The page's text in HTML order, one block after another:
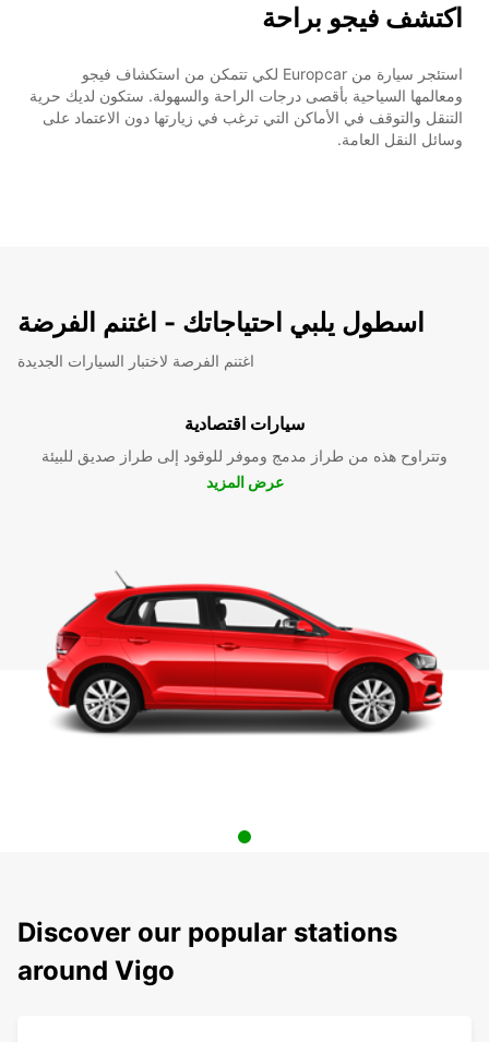
اكتشف فيجو براحة
استئجر سيارة من Europcar لكي تتمكن من استكشاف فيجو
ومعالمها السياحية بأقصى درجات الراحة والسهولة. ستكون لديك حرية
التنقل والتوقف في الأماكن التي ترغب في زيارتها دون الاعتماد على
وسائل النقل العامة.
اسطول يلبي احتياجاتك - اغتنم الفرضة
اغتنم الفرصة لاختبار السيارات الجديدة
سيارات اقتصادية
وتتراوح هذه من طراز مدمج وموفر للوقود إلى طراز صديق للبيئة
عرض المزيد
Discover our popular stations
around Vigo